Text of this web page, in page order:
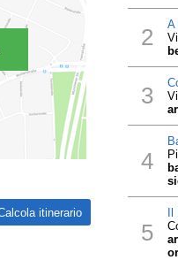
2 A
3
4
5